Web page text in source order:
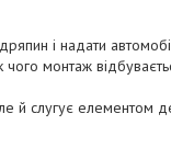
і надати
чого монтаж
й слугує елементом